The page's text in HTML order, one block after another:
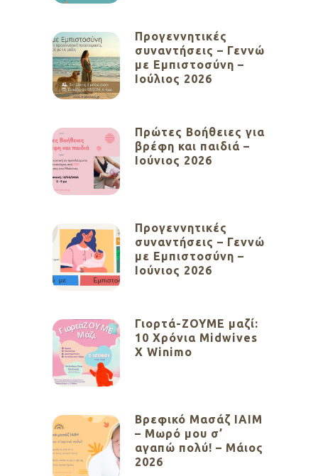
Προγεννητικές
συναντήσεις – Γεννώ
με Εμπιστοσύνη –
Ιούλιος 2026
Πρώτες Βοήθειες για
βρέφη και παιδιά –
Ιούνιος 2026
Προγεννητικές
συναντήσεις – Γεννώ
με Εμπιστοσύνη –
Ιούνιος 2026
Γιορτά-ΖΟΥΜΕ μαζί:
10 Χρόνια Midwives
X Winimo
Βρεφικό Μασάζ ΙΑΙΜ
– Μωρό μου σ’
αγαπώ πολύ! – Μάιος
2026